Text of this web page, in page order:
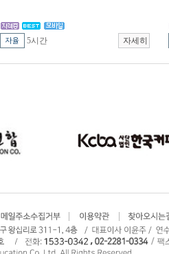
5시간